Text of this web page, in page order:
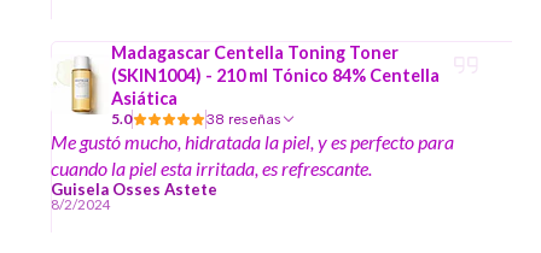
Madagascar Centella Toning Toner
(SKIN1004) - 210 ml Tónico 84% Centella
Asiática
5.0 38 reseñas
Me gustó mucho, hidratada la piel, y es perfecto para
cuando la piel esta irritada, es refrescante.
Guisela Osses Astete
8/2/2024